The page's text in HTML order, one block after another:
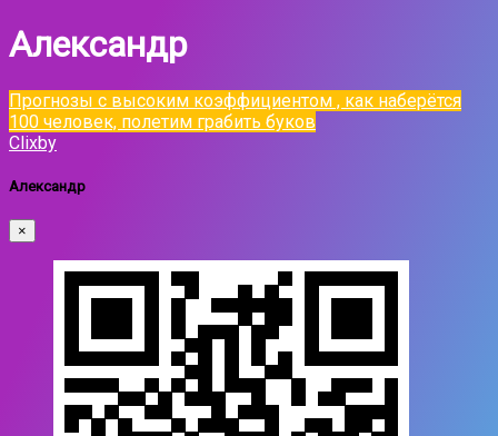
Александр
Прогнозы с высоким коэффициентом , как наберётся
100 человек, полетим грабить буков
Clixby
Александр
×